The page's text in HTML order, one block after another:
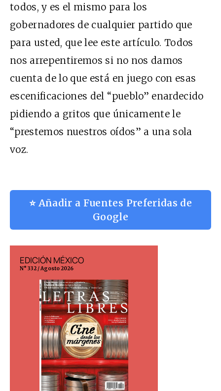
todos, y es el mismo para los
gobernadores de cualquier partido que
para usted, que lee este artículo. Todos
nos arrepentiremos si no nos damos
cuenta de lo que está en juego con esas
escenificaciones del “pueblo” enardecido
pidiendo a gritos que únicamente le
“prestemos nuestros oídos” a una sola
voz.
⭐ Añadir a Fuentes Preferidas de
Google
EDICIÓN MÉXICO
N° 332 / Agosto 2026